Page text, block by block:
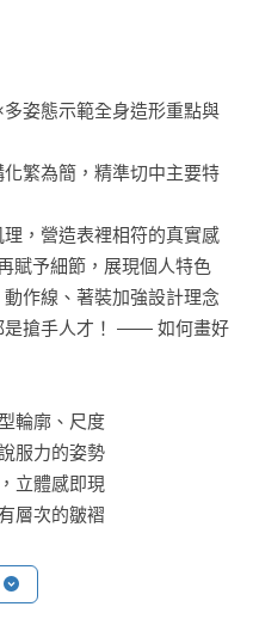
姿態示範全身造形重點與
繁為簡，精準切中主要特
，營造表裡相符的真實感
賦予細節，展現個人特色
作線、著裝加強設計理念
是搶手人才！ —— 如何畫好
輪廓、尺度
服力的姿勢
立體感即現
層次的皺褶
姆三本經典教畫書之一，
1963年於美國出版後即大